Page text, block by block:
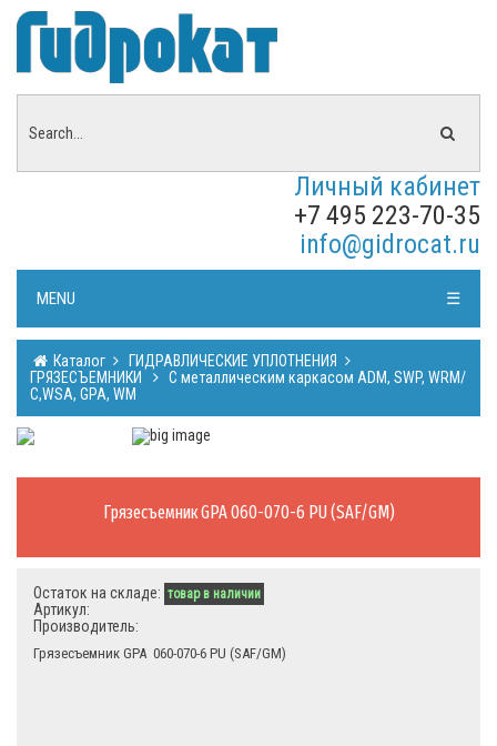
Личный кабинет
+7 495 223-70-35
info@gidrocat.ru
MENU ☰
Каталог
ГИДРАВЛИЧЕСКИЕ УПЛОТНЕНИЯ
ГРЯЗЕСЪЕМНИКИ
C металлическим каркасом ADM, SWP, WRM/
С,WSA, GPA, WM
Грязесъемник GPA 060-070-6 PU (SAF/GM)
Остаток на складе: товар в наличии
Артикул:
Производитель:
Грязесъемник GPA 060-070-6 PU (SAF/GM)